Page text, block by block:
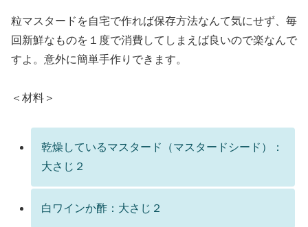
粒マスタードを自宅で作れば保存方法なんて気にせず、毎
回新鮮なものを１度で消費してしまえば良いので楽なんで
すよ。意外に簡単手作りできます。
＜材料＞
乾燥しているマスタード（マスタードシード）：
大さじ２
白ワインか酢：大さじ２